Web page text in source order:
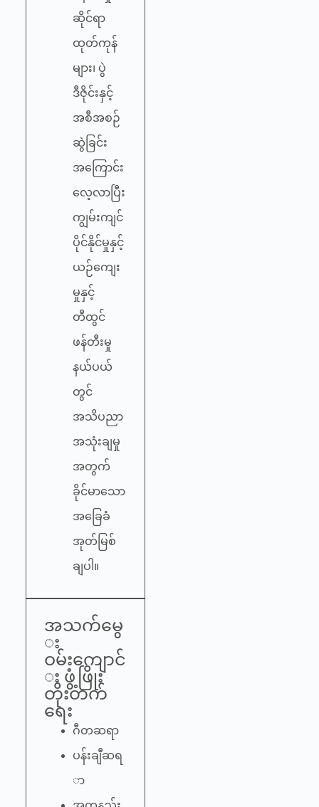
ဆိုင်ရာ
ထုတ်ကုန်
များ၊ ပွဲ
ဒီဇိုင်းနှင့်
အစီအစဉ်
ဆွဲခြင်း
အကြောင်း
လေ့လာပြီး
ကျွမ်းကျင်
ပိုင်နိုင်မှုနှင့်
ယဉ်ကျေး
မှုနှင့်
တီထွင်
ဖန်တီးမှု
နယ်ပယ်
တွင်
အသိပညာ
အသုံးချမှု
အတွက်
ခိုင်မာသော
အခြေခံ
အုတ်မြစ်
ချပါ။
အသက်မွေ
း
ဝမ်းကျောင်
း ဖွံ့ဖြိုး
တိုးတက်
ရေး
ဂီတဆရာ
ပန်းချီဆရ
ာ